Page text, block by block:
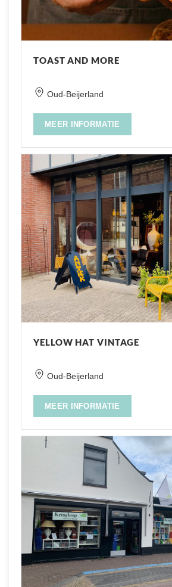
TOAST AND MORE
Oud-Beijerland
MEER INFORMATIE
YELLOW HAT VINTAGE
Oud-Beijerland
MEER INFORMATIE